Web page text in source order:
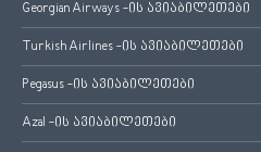
Georgian Airways -ის ავიაბილეთები
Turkish Airlines -ის ავიაბილეთები
Pegasus -ის ავიაბილეთები
Azal -ის ავიაბილეთები